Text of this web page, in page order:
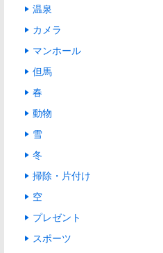
温泉
カメラ
マンホール
但馬
春
動物
雪
冬
掃除・片付け
空
プレゼント
スポーツ